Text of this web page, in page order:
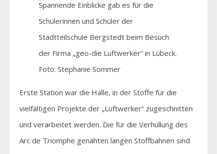
Spannende Einblicke gab es für die
Schülerinnen und Schüler der
Stadtteilschule Bergstedt beim Besuch
der Firma „geo-die Luftwerker“ in Lübeck.
Foto: Stephanie Sommer
Erste Station war die Halle, in der Stoffe für die
vielfältigen Projekte der „Luftwerker“ zugeschnitten
und verarbeitet werden. Die für die Verhüllung des
Arc de Triomphe genähten langen Stoffbahnen sind